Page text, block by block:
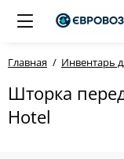
Главная Инвентарь
Шторка
Hotel